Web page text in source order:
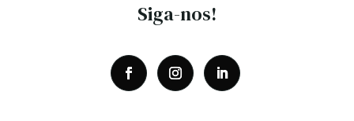
Siga-nos!